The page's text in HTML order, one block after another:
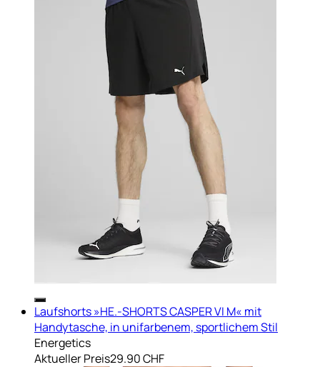
Laufshorts »HE.-SHORTS CASPER VI M« mit
Handytasche, in unifarbenem, sportlichem Stil
Energetics
Aktueller Preis29.90 CHF